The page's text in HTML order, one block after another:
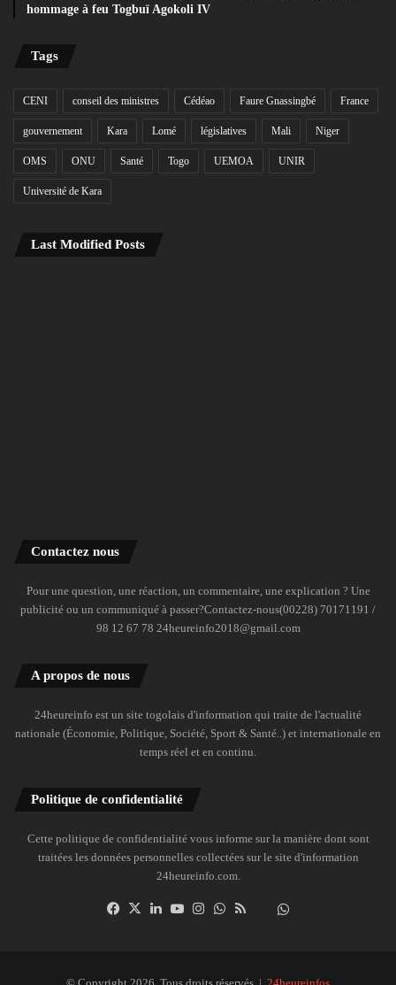
hommage à feu Togbuï Agokoli IV
Tags
CENI conseil des ministres Cédéao Faure Gnassingbé France
gouvernement Kara Lomé législatives Mali Niger
OMS ONU Santé Togo UEMOA UNIR
Université de Kara
Last Modified Posts
Contactez nous
Pour une question, une réaction, un commentaire, une explication ? Une
publicité ou un communiqué à passer?Contactez-nous(00228) 70171191 /
98 12 67 78 24heureinfo2018@gmail.com
A propos de nous
24heureinfo est un site togolais d'information qui traite de l'actualité
nationale (Économie, Politique, Société, Sport & Santé..) et internationale en
temps réel et en continu.
Politique de confidentialité
Cette politique de confidentialité vous informe sur la manière dont sont
traitées les données personnelles collectées sur le site d'information
24heureinfo.com.
Facebook
X LinkedinYouTubeInstagramWhatsAppDailymotion